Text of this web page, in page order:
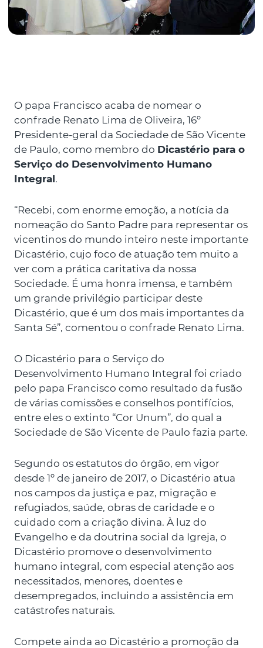
O papa Francisco acaba de nomear o
confrade Renato Lima de Oliveira, 16º
Presidente-geral da Sociedade de São Vicente
de Paulo, como membro do Dicastério para o
Serviço do Desenvolvimento Humano
Integral.
“Recebi, com enorme emoção, a notícia da
nomeação do Santo Padre para representar os
vicentinos do mundo inteiro neste importante
Dicastério, cujo foco de atuação tem muito a
ver com a prática caritativa da nossa
Sociedade. É uma honra imensa, e também
um grande privilégio participar deste
Dicastério, que é um dos mais importantes da
Santa Sé”, comentou o confrade Renato Lima.
O Dicastério para o Serviço do
Desenvolvimento Humano Integral foi criado
pelo papa Francisco como resultado da fusão
de várias comissões e conselhos pontifícios,
entre eles o extinto “Cor Unum”, do qual a
Sociedade de São Vicente de Paulo fazia parte.
Segundo os estatutos do órgão, em vigor
desde 1º de janeiro de 2017, o Dicastério atua
nos campos da justiça e paz, migração e
refugiados, saúde, obras de caridade e o
cuidado com a criação divina. À luz do
Evangelho e da doutrina social da Igreja, o
Dicastério promove o desenvolvimento
humano integral, com especial atenção aos
necessitados, menores, doentes e
desempregados, incluindo a assistência em
catástrofes naturais.
Compete ainda ao Dicastério a promoção da